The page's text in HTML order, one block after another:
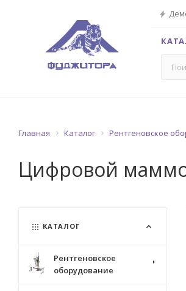
Главная Каталог Рентгеновское
Цифровой
КАТАЛОГ
Рентгеновское
оборудование